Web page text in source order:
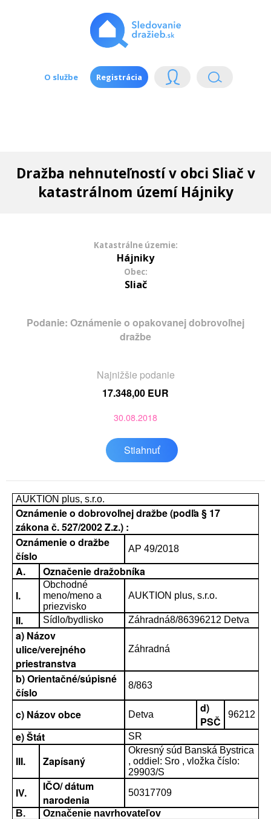
O službe Registrácia
Dražba nehnuteľností v obci Sliač v
katastrálnom území Hájniky
Katastrálne územie:
Hájniky
Obec:
Sliač
Podanie: Oznámenie o opakovanej dobrovoľnej
dražbe
Najnižšie podanie
17.348,00 EUR
30.08.2018
Stiahnuť
AUKTION plus, s.r.o.
Oznámenie o dobrovoľnej dražbe (podľa § 17
zákona č. 527/2002 Z.z.) :
Oznámenie o dražbe
číslo
AP 49/2018
A.
Označenie dražobníka
I.
Obchodné
meno/meno a
priezvisko
AUKTION plus, s.r.o.
II. Sídlo/bydlisko Záhradná8/86396212 Detva
a) Názov
ulice/verejného
priestranstva
Záhradná
b) Orientačné/súpisné
číslo
8/863
c) Názov obce Detva
d)
PSČ
96212
e) Štát SR
III. Zapísaný
Okresný súd Banská Bystrica
, oddiel: Sro , vložka číslo:
29903/S
IV.
IČO/ dátum
narodenia
50317709
B.
Označenie navrhovateľov